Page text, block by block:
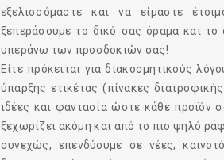
εξελισσόμαστε και να είμαστε
ξεπεράσουμε το δικό σας όραμα και
υπεράνω των προσδοκιών σας!
Είτε πρόκειται για διακοσμητικούς
ύπαρξης ετικέτας (πίνακες
ιδέες και φαντασία ώστε κάθε προϊόν
ξεχωρίζει ακόμη και από το πιο ψηλό
συνεχώς, επενδύουμε σε νέες,